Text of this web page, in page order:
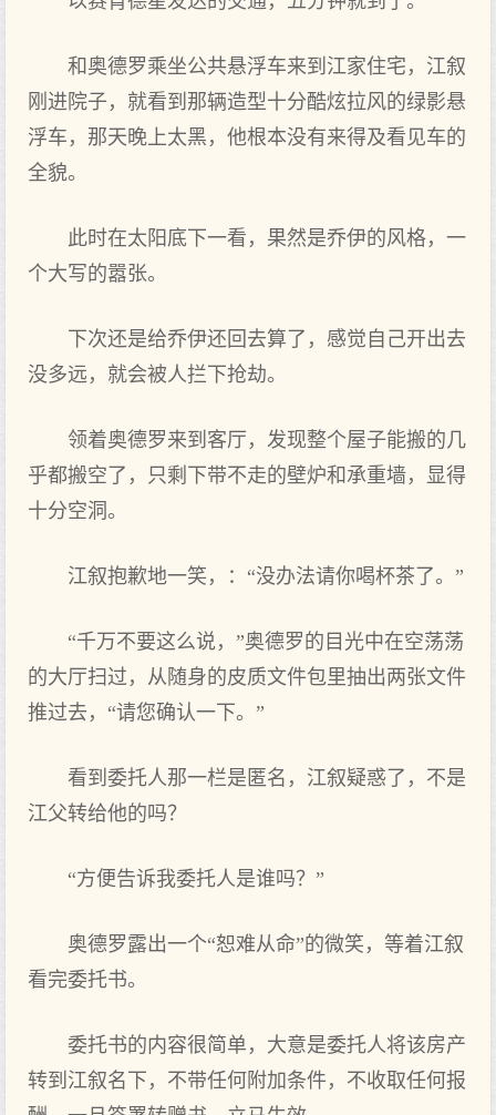
和奥德罗乘坐公共悬浮车来到江家住宅，江叙
刚进院子，就看到那辆造型十分酷炫拉风的绿影悬
浮车，那天晚上太黑，他根本没有来得及看见车的
全貌。
此时在太阳底下一看，果然是乔伊的风格，一
个大写的嚣张。
下次还是给乔伊还回去算了，感觉自己开出去
没多远，就会被人拦下抢劫。
领着奥德罗来到客厅，发现整个屋子能搬的几
乎都搬空了，只剩下带不走的壁炉和承重墙，显得
十分空洞。
江叙抱歉地一笑，：“没办法请你喝杯茶了。”
“千万不要这么说，”奥德罗的目光中在空荡荡
的大厅扫过，从随身的皮质文件包里抽出两张文件
推过去，“请您确认一下。”
看到委托人那一栏是匿名，江叙疑惑了，不是
江父转给他的吗？
“方便告诉我委托人是谁吗？”
奥德罗露出一个“恕难从命”的微笑，等着江叙
看完委托书。
委托书的内容很简单，大意是委托人将该房产
转到江叙名下，不带任何附加条件，不收取任何报